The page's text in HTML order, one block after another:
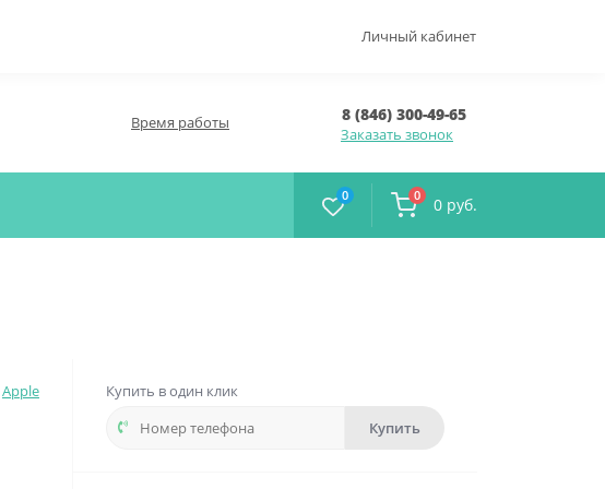
Личный кабинет
Время работы 8 (846) 300-49-65
Заказать звонок
0 0 0 руб.
Apple
Купить в один клик
Купить